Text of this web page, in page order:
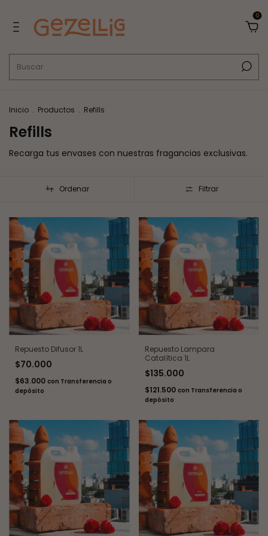
0
Inicio . Productos . Refills
Refills
Recarga tus envases con nuestras fragancias exclusivas.
Ordenar Filtrar
Repuesto Difusor 1L
$70.000
$63.000 con Transferencia o
depósito
Repuesto Lampara
Catalítica 1L
$135.000
$121.500 con Transferencia o
depósito